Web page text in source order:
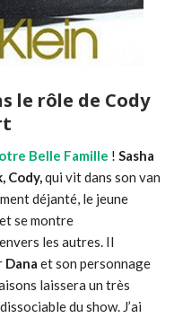
le rôle de Cody
Belle Famille ! Sasha
Cody,qui vit dans son van
déjanté, le jeune
se montre
les autres. Il
Dana et son personnage
laissera un très
du show. J’ai